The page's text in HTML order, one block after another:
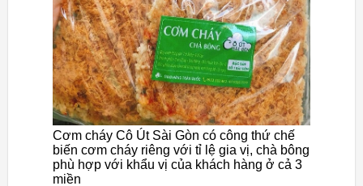
Cơm cháy Cô Út Sài Gòn có công thứ chế
biến cơm cháy riêng với tỉ lệ gia vị, chà bông
phù hợp với khẩu vị của khách hàng ở cả 3
miền